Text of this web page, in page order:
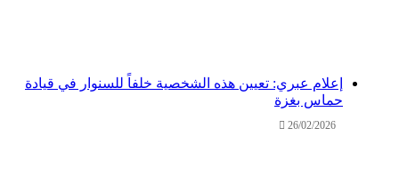
إعلام عبري: تعيين هذه الشخصية خلفاً للسنوار في قيادة
حماس بغزة
26/02/2026